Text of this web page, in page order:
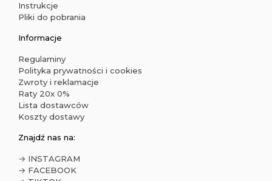
Instrukcje
Pliki do pobrania
Informacje
Regulaminy
Polityka prywatności i cookies
Zwroty i reklamacje
Raty 20x 0%
Lista dostawców
Koszty dostawy
Znajdź nas na:
→ INSTAGRAM
→ FACEBOOK